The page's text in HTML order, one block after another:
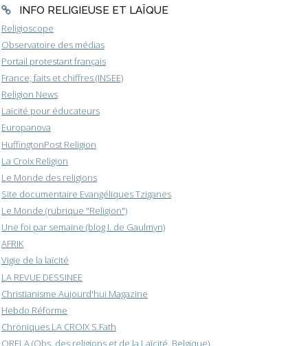
INFO RELIGIEUSE ET LAÏQUE
Religioscope
Observatoire des médias
Portail protestant français
France, faits et chiffres (INSEE)
Religion News
Laïcité pour éducateurs
Europanova
HuffingtonPost Religion
La Croix Religion
Le Monde des religions
Site documentaire Evangéliques Tziganes
Le Monde (rubrique "Religion")
Une foi par semaine (blog I. de Gaulmyn)
AFRIK
Vigie de la laïcité
LA REVUE DESSINEE
Christianisme Aujourd'hui Magazine
Hebdo Réforme
Chroniques LA CROIX S.Fath
ORELA (Obs. des religions et de la Laïcité, Belgique)